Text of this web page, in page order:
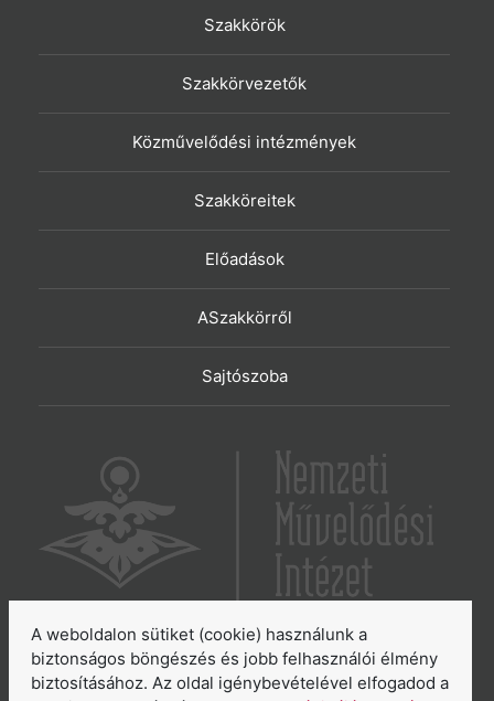
Szakkörök
Szakkörvezetők
Közművelődési intézmények
Szakköreitek
Előadások
ASzakkörről
Sajtószoba
6065 Lakitelek, Szentkirályi út 2.
E-mail:aszakkor@nmi.hu
A weboldalon sütiket (cookie) használunk a
biztonságos böngészés és jobb felhasználói élmény
biztosításához. Az oldal igénybevételével elfogadod a